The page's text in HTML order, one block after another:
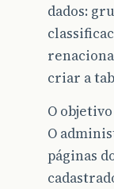
dados:
criar a
O
O
páginas